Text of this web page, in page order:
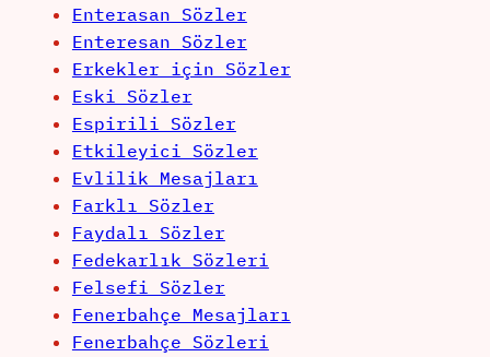
Enterasan Sözler
Enteresan Sözler
Erkekler için Sözler
Eski Sözler
Espirili Sözler
Etkileyici Sözler
Evlilik Mesajları
Farklı Sözler
Faydalı Sözler
Fedekarlık Sözleri
Felsefi Sözler
Fenerbahçe Mesajları
Fenerbahçe Sözleri